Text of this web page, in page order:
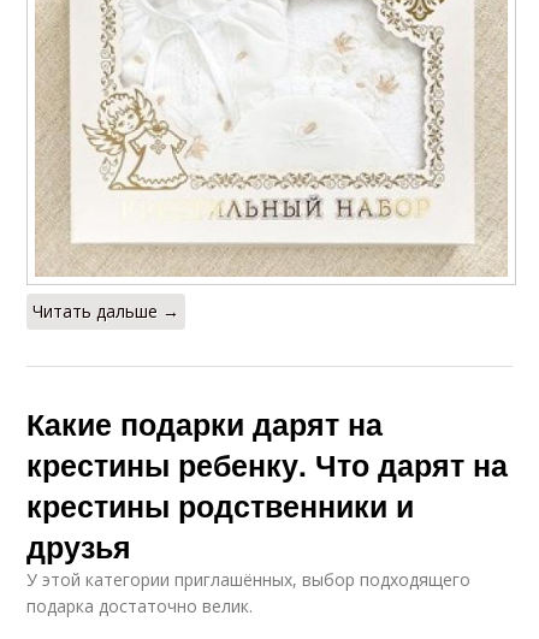
Читать дальше →
Какие подарки дарят на
крестины ребенку. Что дарят на
крестины родственники и
друзья
У этой категории приглашённых, выбор подходящего
подарка достаточно велик.